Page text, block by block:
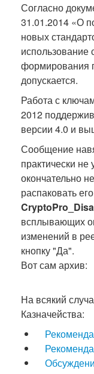
Согласно
31.01.2014 «О
новых
формирования
допускается.
Работа с
2012
версии 4.0 и
Сообщение
практически не
окончательно
распаковать
всплывающих
изменений в
кнопку "Да".
Вот сам архив:
На всякий
Казначейства: